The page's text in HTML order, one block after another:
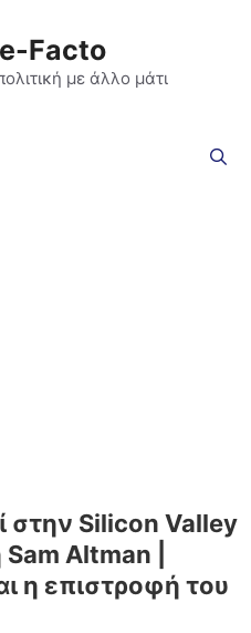
Facto
με άλλο μάτι
στην Silicon Valley
Altman |
η επιστροφή του